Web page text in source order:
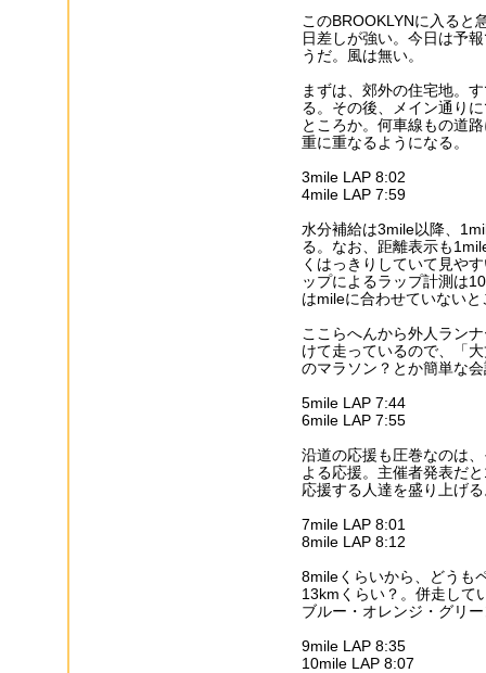
このBROOKLYNに入ると
日差しが強い。今日は予
うだ。風は無い。
まずは、郊外の住宅地。
る。その後、メイン通り
ところか。何車線もの道
重に重なるようになる。
3mile LAP 8:02
4mile LAP 7:59
水分補給は3mile以降、
る。なお、距離表示も
くはっきりしていて見や
ップによるラップ計測は
はmileに合わせていない
ここらへんから外人ラン
けて走っているので、「
のマラソン？とか簡単な
5mile LAP 7:44
6mile LAP 7:55
沿道の応援も圧巻なのは
よる応援。主催者発表だ
応援する人達を盛り上げ
7mile LAP 8:01
8mile LAP 8:12
8mileくらいから、どうも
13kmくらい？。併走して
ブルー・オレンジ・グリ
9mile LAP 8:35
10mile LAP 8:07